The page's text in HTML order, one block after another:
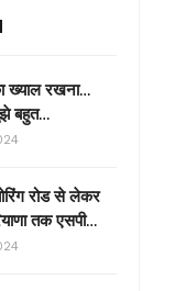
ख्याल रखना…
बहुत…
रोड से लेकर
तक एसपी…